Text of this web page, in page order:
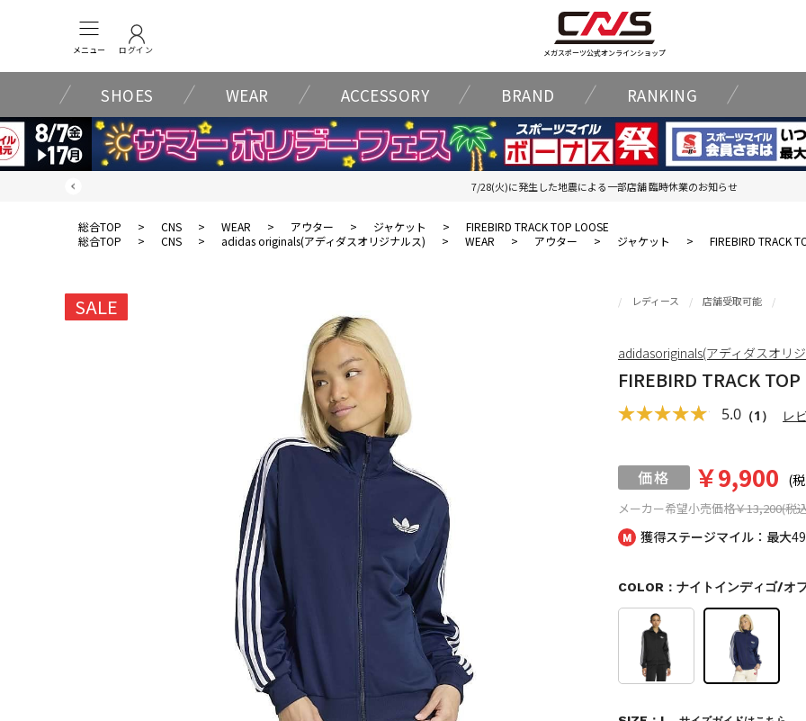
メニュー ログイン メガスポーツ公式オンラインショップ
SHOES WEAR ACCESSORY BRAND RANKING
7/28(火)に発生した地震による一部店舗 臨時休業のお知らせ
総合TOP > CNS > WEAR > アウター > ジャケット >
FIREBIRD TRACK TOP LOOSE
総合TOP
> CNS > adidas originals(アディダスオリジナルス) > WEAR > アウター > ジャケット > FIREBIRD TRACK
SALE
獲得ステージマイル：最大
レディース 店舗受取可能
FIREBIRD TRACK TOP
5.0 （1） レ
メーカー希望小売価格￥13,200(税
￥9,900 (
COLOR：ナイトインディゴ/オ
adidasoriginals(アディダスオリ